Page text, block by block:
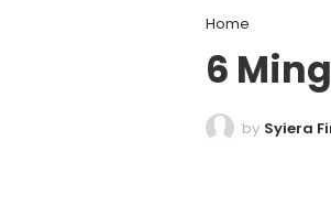
Home
6
by Syiera